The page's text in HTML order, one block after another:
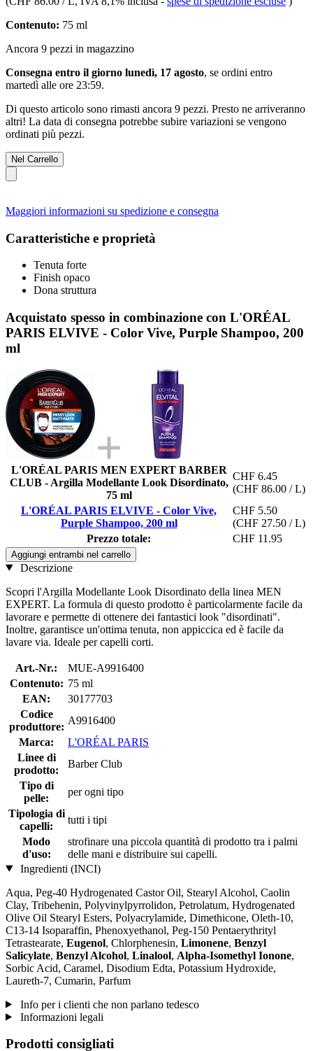
Contenuto: 75 ml
Ancora 9 pezzi in magazzino
Consegna entro il giorno lunedì, 17 agosto, se ordini entro
martedì alle ore 23:59.
Di questo articolo sono rimasti ancora 9 pezzi. Presto ne arriveranno
altri! La data di consegna potrebbe subire variazioni se vengono
ordinati più pezzi.
Nel Carrello
Maggiori informazioni su spedizione e consegna
Caratteristiche e proprietà
Tenuta forte
Finish opaco
Dona struttura
Acquistato spesso in combinazione con L'ORÉAL
PARIS ELVIVE - Color Vive, Purple Shampoo, 200
ml
L'ORÉAL PARIS MEN EXPERT BARBER
CLUB - Argilla Modellante Look Disordinato,
75 ml
CHF 6.45
(CHF 86.00 / L)
L'ORÉAL PARIS ELVIVE - Color Vive,
Purple Shampoo, 200 ml
CHF 5.50
(CHF 27.50 / L)
Prezzo totale:
CHF 11.95
Aggiungi entrambi nel carrello
Descrizione
Scopri l'Argilla Modellante Look Disordinato della linea MEN
EXPERT. La formula di questo prodotto è particolarmente facile da
lavorare e permette di ottenere dei fantastici look "disordinati".
Inoltre, garantisce un'ottima tenuta, non appiccica ed è facile da
lavare via. Ideale per capelli corti.
Art.-Nr.:
MUE-A9916400
Contenuto: 75 ml
EAN:
30177703
Codice
produttore:
A9916400
Marca:
L'ORÉAL PARIS
Linee di
prodotto:
Barber Club
Tipo di
pelle:
per ogni tipo
Tipologia di
capelli:
tutti i tipi
Modo
d'uso:
strofinare una piccola quantità di prodotto tra i palmi
delle mani e distribuire sui capelli.
Ingredienti (INCI)
Aqua, Peg-40 Hydrogenated Castor Oil, Stearyl Alcohol, Caolin
Clay, Tribehenin, Polyvinylpyrrolidon, Petrolatum, Hydrogenated
Olive Oil Stearyl Esters, Polyacrylamide, Dimethicone, Oleth-10,
C13-14 Isoparaffin, Phenoxyethanol, Peg-150 Pentaerythrityl
Tetrastearate, Eugenol, Chlorphenesin, Limonene, Benzyl
Salicylate, Benzyl Alcohol, Linalool, Alpha-Isomethyl Ionone,
Sorbic Acid, Caramel, Disodium Edta, Potassium Hydroxide,
Laureth-7, Cumarin, Parfum
Info per i clienti che non parlano tedesco
Informazioni legali
Prodotti consigliati